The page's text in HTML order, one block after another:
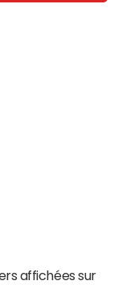
affichées sur